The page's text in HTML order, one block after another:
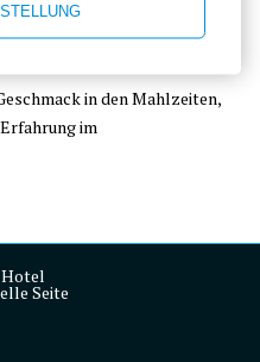
in den Mahlzeiten,
im
Sie mit einem warmblütigen,
damit Sie sich wie zu Hause
und Erwartungen
Seite